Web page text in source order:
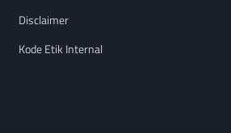
Disclaimer
Kode Etik Internal